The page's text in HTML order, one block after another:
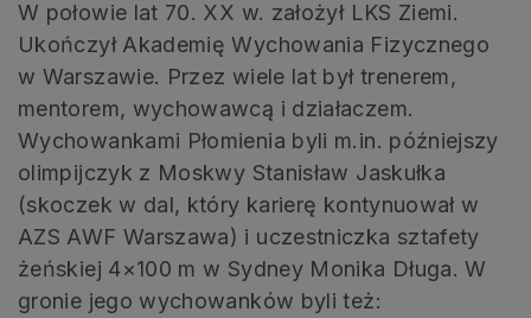
W połowie lat 70. XX w. założył LKS Ziemi.
Ukończył Akademię Wychowania Fizycznego
w Warszawie. Przez wiele lat był trenerem,
mentorem, wychowawcą i działaczem.
Wychowankami Płomienia byli m.in. późniejszy
olimpijczyk z Moskwy Stanisław Jaskułka
(skoczek w dal, który karierę kontynuował w
AZS AWF Warszawa) i uczestniczka sztafety
żeńskiej 4×100 m w Sydney Monika Długa. W
gronie jego wychowanków byli też: